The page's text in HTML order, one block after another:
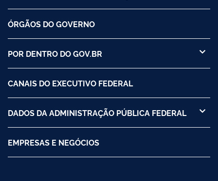
ÓRGÃOS DO GOVERNO
POR DENTRO DO GOV.BR
CANAIS DO EXECUTIVO FEDERAL
DADOS DA ADMINISTRAÇÃO PÚBLICA FEDERAL
EMPRESAS E NEGÓCIOS